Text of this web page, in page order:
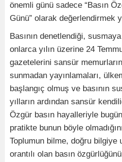
önemli günü sadece “Basın
Günü” olarak değerlendirmek
Basının denetlendiği,
onlarca yılın üzerine 24
gazetelerini sansür
sunmadan yayınlamaları,
başlangıç olmuş ve basının
yılların ardından sansür
Özgür basın hayalleriyle
pratikte bunun böyle
Toplumun bilme, doğru bilgiye
orantılı olan basın